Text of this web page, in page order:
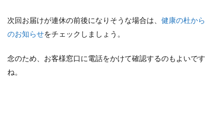
次回お届けが連休の前後になりそうな場合は、 健康の杜から
のお知らせをチェックしましょう。
念のため、お客様窓口に電話をかけて確認するのもよいです
ね。